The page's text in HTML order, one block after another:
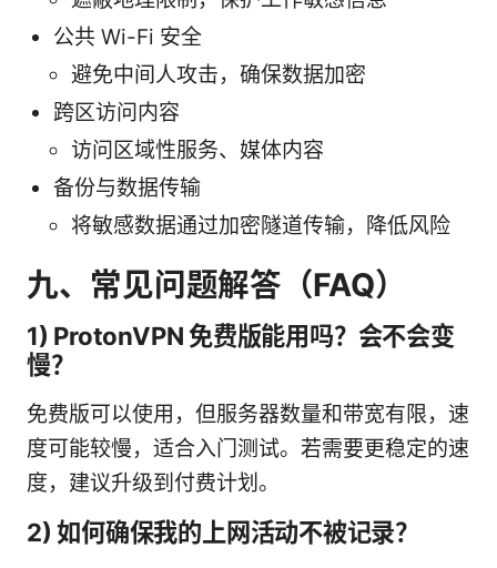
公共 Wi-Fi 安全
避免中间人攻击，确保数据加密
跨区访问内容
访问区域性服务、媒体内容
备份与数据传输
将敏感数据通过加密隧道传输，降低风险
九、常见问题解答（FAQ）
1) ProtonVPN 免费版能用吗？会不会变
慢？
免费版可以使用，但服务器数量和带宽有限，速
度可能较慢，适合入门测试。若需要更稳定的速
度，建议升级到付费计划。
2) 如何确保我的上网活动不被记录？